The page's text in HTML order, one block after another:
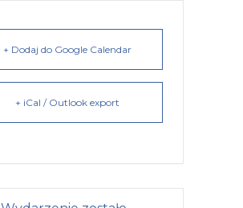
+ Dodaj do Google Calendar
+ iCal / Outlook export